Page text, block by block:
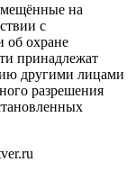
на
с
об охране
принадлежат
другими лицами
разрешения